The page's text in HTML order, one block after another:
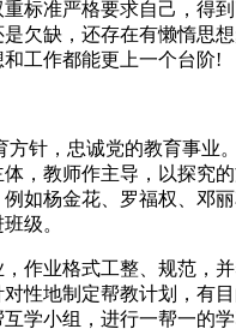
标准严格要求自己，得
欠缺，还存在有懒惰思
工作都能更上一个台阶!
针，忠诚党的教育事
，教师作主导，以探究
如杨金花、罗福权、邓
级。
作业格式工整、规范，
性地制定帮教计划，有
学小组，进行一帮一的